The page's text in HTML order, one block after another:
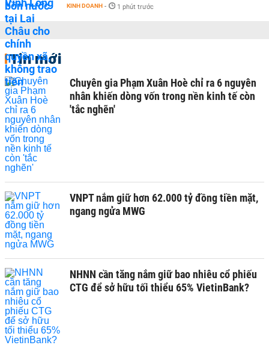
KINH DOANH - 1 phút trước
Tin mới
Chuyên gia Phạm Xuân Hoè chỉ ra 6 nguyên
nhân khiến dòng vốn trong nền kinh tế còn
'tắc nghẽn'
VNPT nắm giữ hơn 62.000 tỷ đồng tiền mặt,
ngang ngửa MWG
NHNN cần tăng nắm giữ bao nhiêu cổ phiếu
CTG để sở hữu tối thiểu 65% VietinBank?